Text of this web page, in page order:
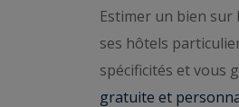
Estimer un bien sur
ses hôtels
spécificités et vous
gratuite et